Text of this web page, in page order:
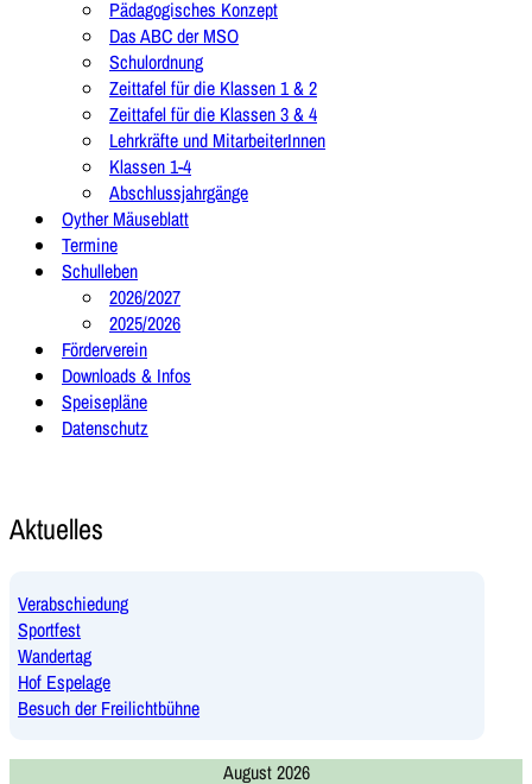
Pädagogisches Konzept
Das ABC der MSO
Schulordnung
Zeittafel für die Klassen 1 & 2
Zeittafel für die Klassen 3 & 4
Lehrkräfte und MitarbeiterInnen
Klassen 1-4
Abschlussjahrgänge
Oyther Mäuseblatt
Termine
Schulleben
2026/2027
2025/2026
Förderverein
Downloads & Infos
Speisepläne
Datenschutz
Aktuelles
Verabschiedung
Sportfest
Wandertag
Hof Espelage
Besuch der Freilichtbühne
August 2026